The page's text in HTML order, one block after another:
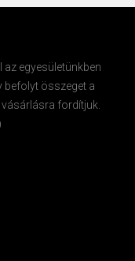
egyesületünkben
befolyt összeget a
fordítjuk.